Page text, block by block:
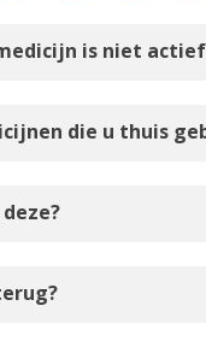
is niet
die u thuis